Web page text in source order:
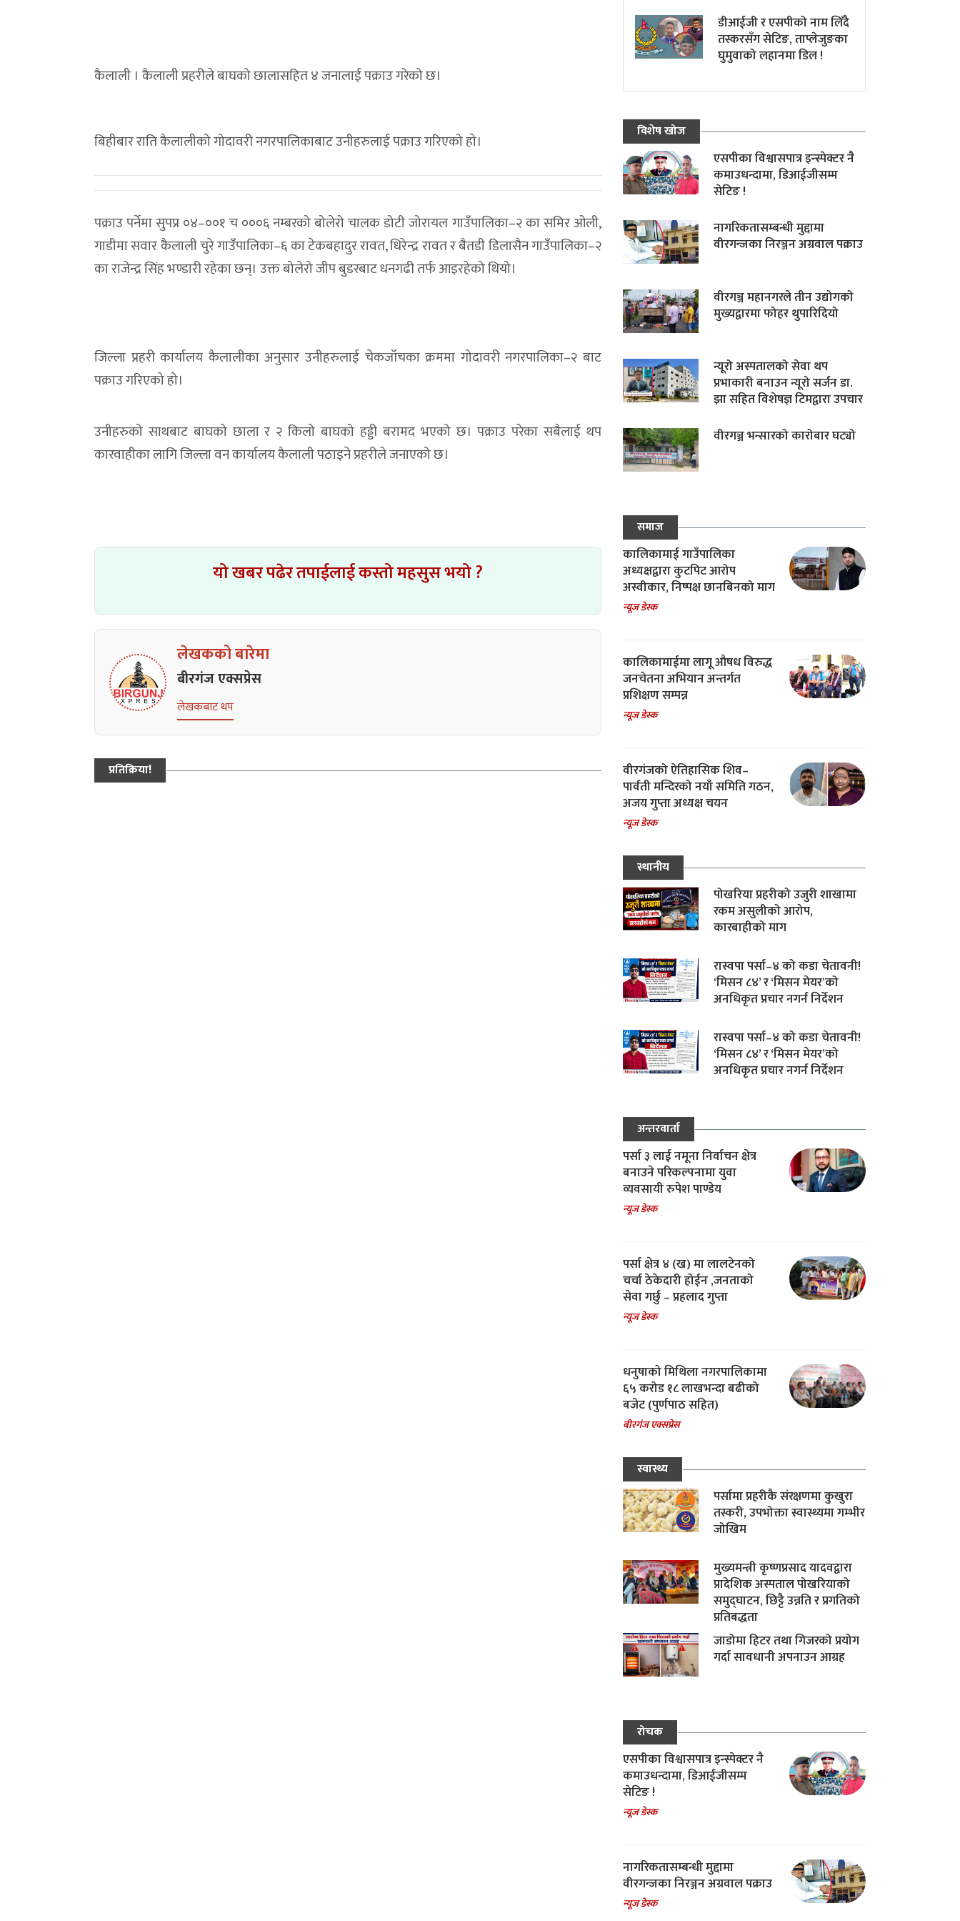
कैलाली । कैलाली प्रहरीले बाघको छालासहित ४ जनालाई पक्राउ गरेको छ।
बिहीबार राति कैलालीको गोदावरी नगरपालिकाबाट उनीहरुलाई पक्राउ गरिएको हो।
पक्राउ पर्नेमा सुपप्र ०४–००१ च ०००६ नम्बरको बोलेरो चालक डोटी जोरायल गाउँपालिका–२ का समिर ओली,
गाडीमा सवार कैलाली चुरे गाउँपालिका–६ का टेकबहादुर रावत, धिरेन्द्र रावत र बैतडी डिलासैन गाउँपालिका–२
का राजेन्द्र सिंह भण्डारी रहेका छन्। उक्त बोलेरो जीप बुडरबाट धनगढी तर्फ आइरहेको थियो।
जिल्ला प्रहरी कार्यालय कैलालीका अनुसार उनीहरुलाई चेकजाँचका क्रममा गोदावरी नगरपालिका–२ बाट
पक्राउ गरिएको हो।
उनीहरुको साथबाट बाघको छाला र २ किलो बाघको हड्डी बरामद भएको छ। पक्राउ परेका सबैलाई थप
कारवाहीका लागि जिल्ला वन कार्यालय कैलाली पठाइने प्रहरीले जनाएको छ।
यो खबर पढेर तपाईलाई कस्तो महसुस भयो ?
लेखकको बारेमा
बीरगंज एक्सप्रेस
लेखकबाट थप
प्रतिक्रिया!
डीआईजी र एसपीको नाम लिँदै
तस्करसँग सेटिङ, ताप्लेजुङका
घुमुवाको लहानमा डिल !
विशेष खोज
एसपीका विश्वासपात्र इन्स्पेक्टर नै
कमाउधन्दामा, डिआईजीसम्म
सेटिङ !
नागरिकतासम्बन्धी मुद्दामा
वीरगन्जका निरञ्जन अग्रवाल पक्राउ
वीरगञ्ज महानगरले तीन उद्योगको
मुख्यद्वारमा फोहर थुपारिदियो
न्यूरो अस्पतालको सेवा थप
प्रभाकारी बनाउन न्यूरो सर्जन डा.
झा सहित विशेषज्ञ टिमद्वारा उपचार
वीरगञ्ज भन्सारको कारोबार घट्यो
समाज
कालिकामाई गाउँपालिका
अध्यक्षद्वारा कुटपिट आरोप
अस्वीकार, निष्पक्ष छानबिनको माग
न्यूज डेस्क
कालिकामाईमा लागू औषध विरुद्ध
जनचेतना अभियान अन्तर्गत
प्रशिक्षण सम्पन्न
न्यूज डेस्क
वीरगंजको ऐतिहासिक शिव–
पार्वती मन्दिरको नयाँ समिति गठन,
अजय गुप्ता अध्यक्ष चयन
न्यूज डेस्क
स्थानीय
पोखरिया प्रहरीको उजुरी शाखामा
रकम असुलीको आरोप,
कारबाहीको माग
रास्वपा पर्सा–४ को कडा चेतावनी!
‘मिसन ८४’ र ‘मिसन मेयर’को
अनधिकृत प्रचार नगर्न निर्देशन
रास्वपा पर्सा–४ को कडा चेतावनी!
‘मिसन ८४’ र ‘मिसन मेयर’को
अनधिकृत प्रचार नगर्न निर्देशन
अन्तरवार्ता
पर्सा ३ लाई नमूना निर्वाचन क्षेत्र
बनाउने परिकल्पनामा युवा
व्यवसायी रुपेश पाण्डेय
न्यूज डेस्क
पर्सा क्षेत्र ४ (ख) मा लालटेनको
चर्चा ठेकेदारी होईन ,जनताको
सेवा गर्छु – प्रहलाद गुप्ता
न्यूज डेस्क
धनुषाको मिथिला नगरपालिकामा
६५ करोड १८ लाखभन्दा बढीको
बजेट (पुर्णपाठ सहित)
बीरगंज एक्सप्रेस
स्वास्थ्य
पर्सामा प्रहरीकै संरक्षणमा कुखुरा
तस्करी, उपभोक्ता स्वास्थ्यमा गम्भीर
जोखिम
मुख्यमन्त्री कृष्णप्रसाद यादवद्वारा
प्रादेशिक अस्पताल पोखरियाको
समुद्घाटन, छिट्टै उन्नति र प्रगतिको
प्रतिबद्धता
जाडोमा हिटर तथा गिजरको प्रयोग
गर्दा सावधानी अपनाउन आग्रह
रोचक
एसपीका विश्वासपात्र इन्स्पेक्टर नै
कमाउधन्दामा, डिआईजीसम्म
सेटिङ !
न्यूज डेस्क
नागरिकतासम्बन्धी मुद्दामा
वीरगन्जका निरञ्जन अग्रवाल पक्राउ
न्यूज डेस्क